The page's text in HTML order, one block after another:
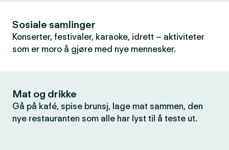
Sosiale samlinger
Konserter, festivaler, karaoke, idrett – aktiviteter
som er moro å gjøre med nye mennesker.
Mat og drikke
Gå på kafé, spise brunsj, lage mat sammen, den
nye restauranten som alle har lyst til å teste ut.